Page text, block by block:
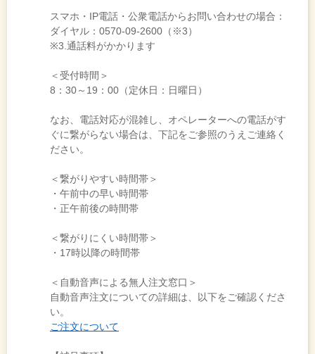
スマホ・IP電話・公衆電話からお問い合わせの場合：
ダイヤル：0570-09-2600（※3）
※3.通話料がかかります
＜受付時間＞
8：30～19：00（定休日：日曜日）
なお、電話対応が混雑し、オペレーターへの電話がす
ぐに繋がらない場合は、下記をご参照のうえご連絡く
ださい。
＜繋がりやすい時間帯＞
・午前中の早い時間帯
・正午前後の時間帯
＜繋がりにくい時間帯＞
・17時以降の時間帯
＜自動音声による無人注文窓口＞
自動音声注文についての詳細は、以下をご確認くださ
い。
ご注文について